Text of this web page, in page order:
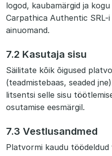
logod, kaubamärgid ja
Carpathica Authentic SRL-
ainuomand.
7.2 Kasutaja sisu
Säilitate kõik õigused
(teadmistebaas, seaded
litsentsi selle sisu
osutamise eesmärgil.
7.3 Vestlusandmed
Platvormi kaudu töödeldud